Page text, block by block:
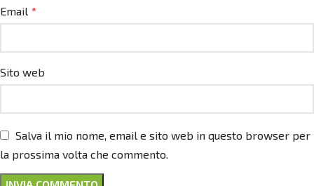
Email *
Sito web
Salva il mio nome, email e sito web in questo browser per
la prossima volta che commento.